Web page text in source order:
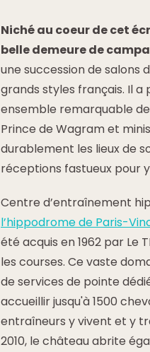
Niché au coeur de cet
belle demeure de
une succession de
grands styles français. Il
ensemble remarquable
Prince de Wagram et
durablement les lieux de
réceptions fastueux pour
Centre d’entraînement
l’hippodrome de Paris-
été acquis en 1962 par Le
les courses. Ce vaste
de services de pointe
accueillir jusqu'à 1500
entraîneurs y vivent et y
2010, le château abrite